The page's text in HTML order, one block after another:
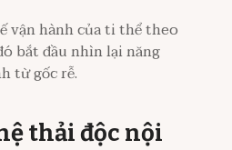
vận hành của ti thể theo
bắt đầu nhìn lại năng
từ gốc rễ.
thải độc nội